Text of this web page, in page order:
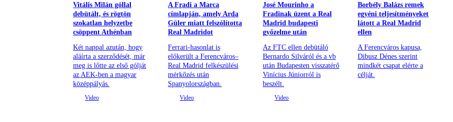
Vitális Milán góllal
debütált, és rögtön
szokatlan helyzetbe
csöppent Athénban
Két nappal azután, hogy
aláírta a szerződését, már
meg is lőtte az első gólját
az AEK-ben a magyar
középpályás.
A Fradi a Marca
címlapján, amely Arda
Güler miatt felszólította
Real Madridot
Ferrari-hasonlat is
előkerült a Ferencváros–
Real Madrid felkészülési
mérkőzés után
Spanyolországban.
José Mourinho a
Fradinak üzent a Real
Madrid budapesti
győzelme után
Az FTC ellen debütáló
Bernardo Silváról és a vb
után Budapesten visszatérő
Vinícius Júniorról is
beszélt.
Borbély Balázs remek
egyéni teljesítményeket
látott a Real Madrid
ellen
A Ferencváros kapusa,
Dibusz Dénes szerint
mindkét csapat elérte a
célját.